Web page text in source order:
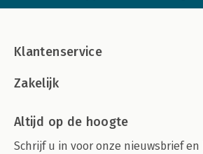
Klantenservice
Zakelijk
Altijd op de hoogte
Schrijf u in voor onze nieuwsbrief